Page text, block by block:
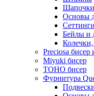
Шапочки
Основы
Бейлы и
Preciosa бисер
Miyuki бисер
TOHO бисер
Фурнитура